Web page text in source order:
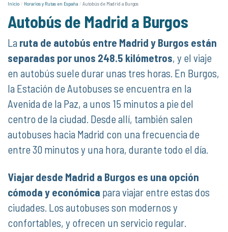
Inicio Horarios y Rutas en España Autobús de Madrid a Burgos
Autobús de Madrid a Burgos
La ruta de autobús entre Madrid y Burgos están
separadas por unos 248.5 kilómetros, y el viaje
en autobús suele durar unas tres horas. En Burgos,
la Estación de Autobuses se encuentra en la
Avenida de la Paz, a unos 15 minutos a pie del
centro de la ciudad. Desde allí, también salen
autobuses hacia Madrid con una frecuencia de
entre 30 minutos y una hora, durante todo el día.
Viajar desde Madrid a Burgos es una opción
cómoda y económica para viajar entre estas dos
ciudades. Los autobuses son modernos y
confortables, y ofrecen un servicio regular.